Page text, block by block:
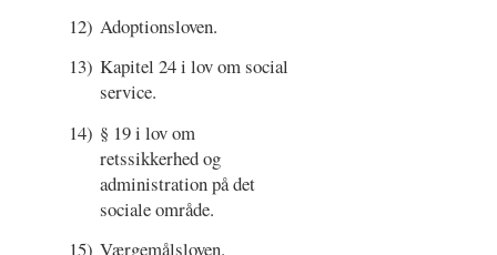
12) Adoptionsloven.
13) Kapitel 24 i lov om social
service.
14) § 19 i lov om
retssikkerhed og
administration på det
sociale område.
15) Værgemålsloven.